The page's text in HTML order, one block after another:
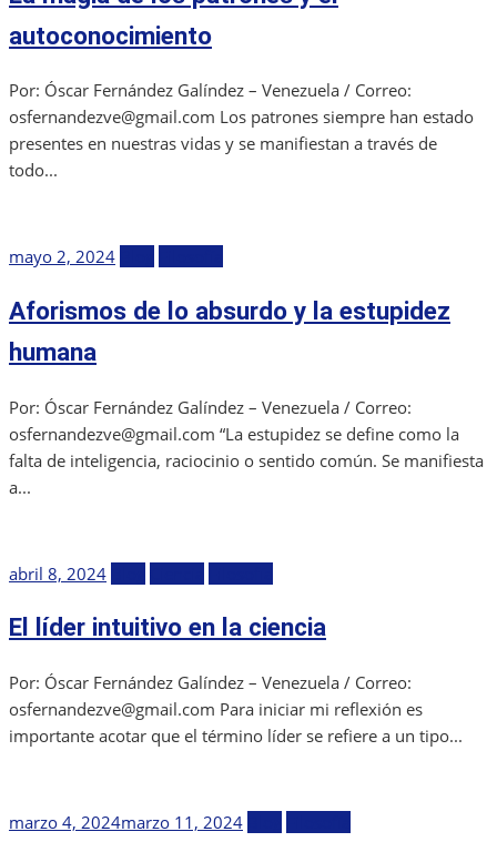
autoconocimiento
Por: Óscar Fernández Galíndez – Venezuela / Correo:
osfernandezve@gmail.com Los patrones siempre han estado
presentes en nuestras vidas y se manifiestan a través de
todo...
Publicada
mayo 2, 2024
Aforismos de lo absurdo y la estupidez
humana
Por: Óscar Fernández Galíndez – Venezuela / Correo:
osfernandezve@gmail.com “La estupidez se define como la
falta de inteligencia, raciocinio o sentido común. Se manifiesta
a...
Publicada
abril 8, 2024
El líder intuitivo en la ciencia
Por: Óscar Fernández Galíndez – Venezuela / Correo:
osfernandezve@gmail.com Para iniciar mi reflexión es
importante acotar que el término líder se refiere a un tipo...
Publicada
marzo 4, 2024marzo 11, 2024